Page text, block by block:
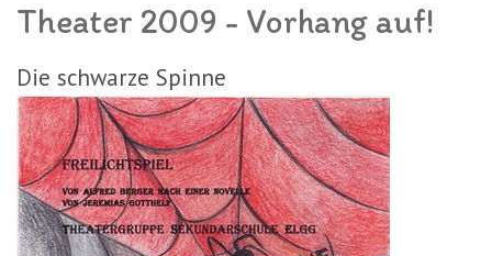
Theater 2009 - Vorhang auf!
Die schwarze Spinne